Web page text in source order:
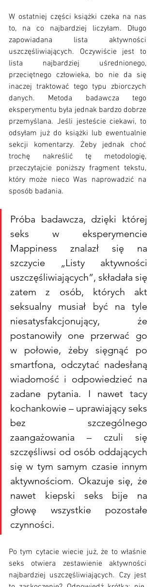
W ostatniej części książki czeka na nas
to, na co najbardziej liczyłam. Długo
zapowiadana lista aktywności
uszczęśliwiających. Oczywiście jest to
lista najbardziej uśrednionego,
przeciętnego człowieka, bo nie da się
inaczej traktować tego typu zbiorczych
danych. Metoda badawcza tego
eksperymentu była jednak bardzo dobrze
przemyślana. Jeśli jesteście ciekawi, to
odsyłam już do książki lub ewentualnie
sekcji komentarzy. Żeby jednak choć
trochę nakreślić tę metodologię,
przeczytajcie poniższy fragment tekstu,
który może nieco Was naprowadzić na
sposób badania.
Próba badawcza, dzięki której
seks w eksperymencie
Mappiness znalazł się na
szczycie „Listy aktywności
uszczęśliwiających”, składała się
zatem z osób, których akt
seksualny musiał być na tyle
niesatysfakcjonujący, że
postanowiły one przerwać go
w połowie, żeby sięgnąć po
smartfona, odczytać nadesłaną
wiadomość i odpowiedzieć na
zadane pytania. I nawet tacy
kochankowie – uprawiający seks
bez szczególnego
zaangażowania – czuli się
szczęśliwsi od osób oddających
się w tym samym czasie innym
aktywnościom. Okazuje się, że
nawet kiepski seks bije na
głowę wszystkie pozostałe
czynności.
Po tym cytacie wiecie już, że to właśnie
seks otwiera zestawienie aktywności
najbardziej uszczęśliwiających. Czy jest